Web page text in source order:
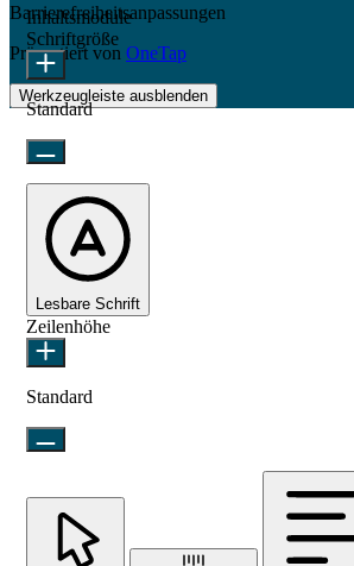
Barrierefreiheitsanpassungen
Präsentiert von OneTap
Werkzeugleiste ausblenden
Inhaltsmodule
Schriftgröße
Standard
Lesbare Schrift
Zeilenhöhe
Standard